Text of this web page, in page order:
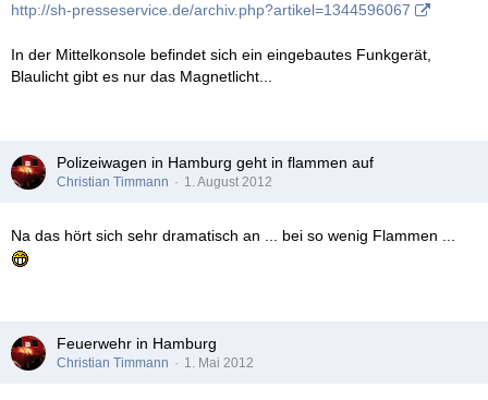
http://sh-presseservice.de/archiv.php?artikel=1344596067
In der Mittelkonsole befindet sich ein eingebautes Funkgerät,
Blaulicht gibt es nur das Magnetlicht...
Polizeiwagen in Hamburg geht in flammen auf
Christian Timmann 1. August 2012
Na das hört sich sehr dramatisch an ... bei so wenig Flammen ...
Feuerwehr in Hamburg
Christian Timmann 1. Mai 2012